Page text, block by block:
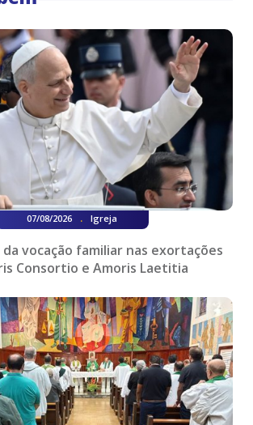
07/08/2026 . Igreja
vocação familiar nas exortações
Consortio e Amoris Laetitia